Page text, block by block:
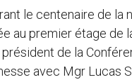
le centenaire de
au premier étage de
de la
avec Mgr Lucas